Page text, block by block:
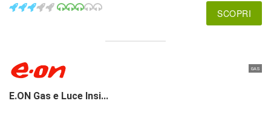
SCOPRI
GAS
E.ON Gas e Luce Insi...